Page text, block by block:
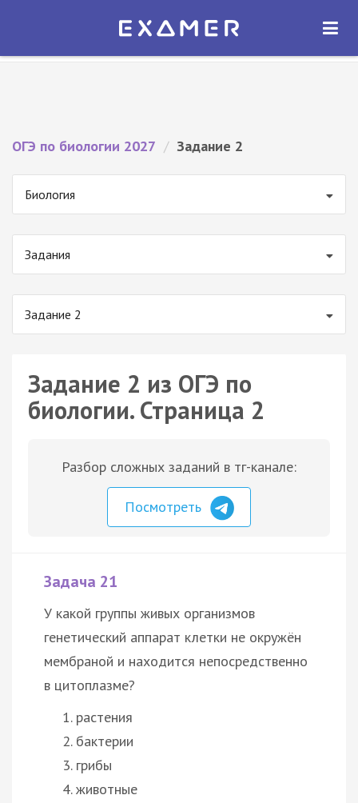
Экзамер — ЕГЭ 2027
ОТКРЫТЬ
ОГЭ по биологии 2027 / Задание 2
Биология
Задания
Задание 2
Задание 2 из ОГЭ по
биологии. Страница 2
Разбор сложных заданий в тг-канале:
Посмотреть
Задача 21
У какой группы живых организмов
генетический аппарат клетки не окружён
мембраной и находится непосредственно
в цитоплазме?
растения
бактерии
грибы
животные